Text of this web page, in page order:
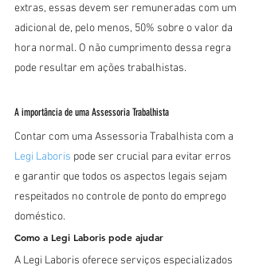
extras, essas devem ser remuneradas com um
adicional de, pelo menos, 50% sobre o valor da
hora normal. O não cumprimento dessa regra
pode resultar em ações trabalhistas.
A importância de uma Assessoria Trabalhista
Contar com uma Assessoria Trabalhista com a
Legi Laboris pode ser crucial para evitar erros
e garantir que todos os aspectos legais sejam
respeitados no controle de ponto do emprego
doméstico.
Como a Legi Laboris pode ajudar
A Legi Laboris oferece serviços especializados